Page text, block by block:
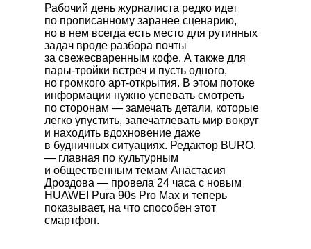
Рабочий день журналиста редко идет
по прописанному заранее сценарию,
но в нем всегда есть место для рутинных
задач вроде разбора почты
за свежесваренным кофе. А также для
пары-тройки встреч и пусть одного,
но громкого арт-открытия. В этом потоке
информации нужно успевать смотреть
по сторонам — замечать детали, которые
легко упустить, запечатлевать мир вокруг
и находить вдохновение даже
в будничных ситуациях. Редактор BURO.
— главная по культурным
и общественным темам Анастасия
Дроздова — провела 24 часа с новым
HUAWEI Pura 90s Pro Max и теперь
показывает, на что способен этот
смартфон.